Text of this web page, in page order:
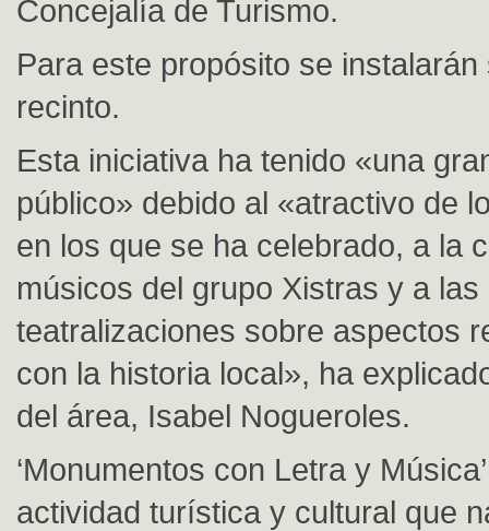
Concejalía de Turismo.
Para este propósito se
recinto.
Esta iniciativa ha tenido «una
público» debido al «atractivo de
en los que se ha celebrado, a la
músicos del grupo Xistras y a las
teatralizaciones sobre aspectos
con la historia local», ha
del área, Isabel Nogueroles.
‘Monumentos con Letra y
actividad turística y cultural que